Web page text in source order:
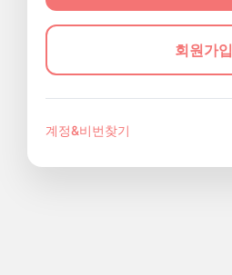
회원가입
계정&비번찾기